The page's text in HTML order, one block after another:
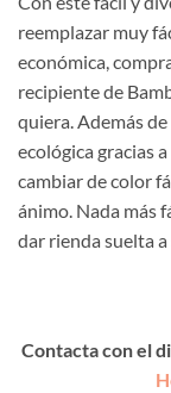
reemplazar muy
económica,
recipiente de
quiera. Además
ecológica gracias
cambiar de color
ánimo. Nada más
dar rienda suelta
Contacta con el